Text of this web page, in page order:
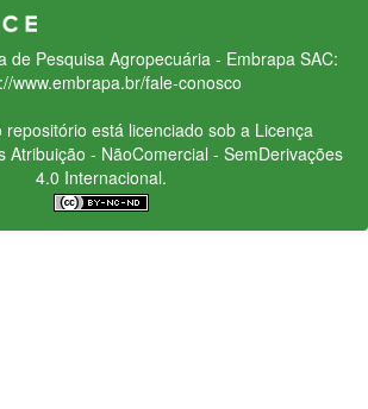
de Pesquisa Agropecuária - Embrapa SAC:
www.embrapa.br/fale-conosco
está licenciado sob a Licença
Atribuição - NãoComercial - SemDerivações
4.0 Internacional.